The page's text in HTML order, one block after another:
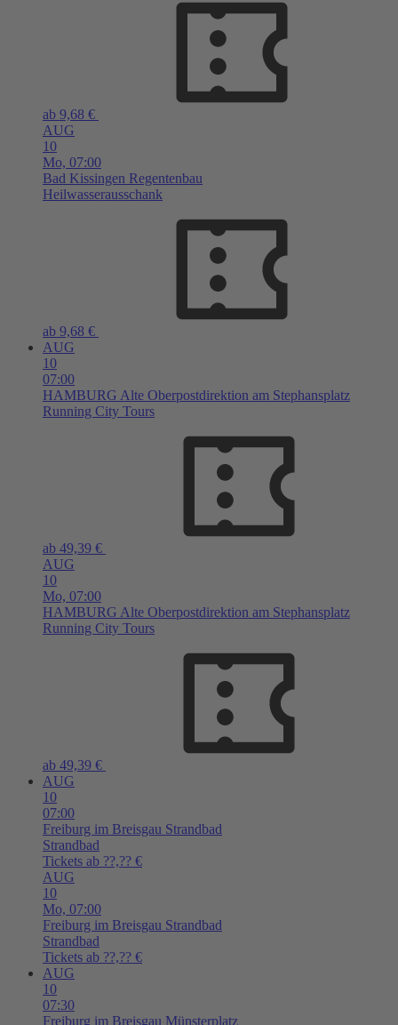
ab 9,68 €
AUG
10
Mo, 07:00
Bad Kissingen Regentenbau
Heilwasserausschank
ab 9,68 €
AUG
10
07:00
HAMBURG Alte Oberpostdirektion am Stephansplatz
Running City Tours
ab 49,39 €
AUG
10
Mo, 07:00
HAMBURG Alte Oberpostdirektion am Stephansplatz
Running City Tours
ab 49,39 €
AUG
10
07:00
Freiburg im Breisgau Strandbad
Strandbad
Tickets ab ??,?? €
AUG
10
Mo, 07:00
Freiburg im Breisgau Strandbad
Strandbad
Tickets ab ??,?? €
AUG
10
07:30
Freiburg im Breisgau Münsterplatz